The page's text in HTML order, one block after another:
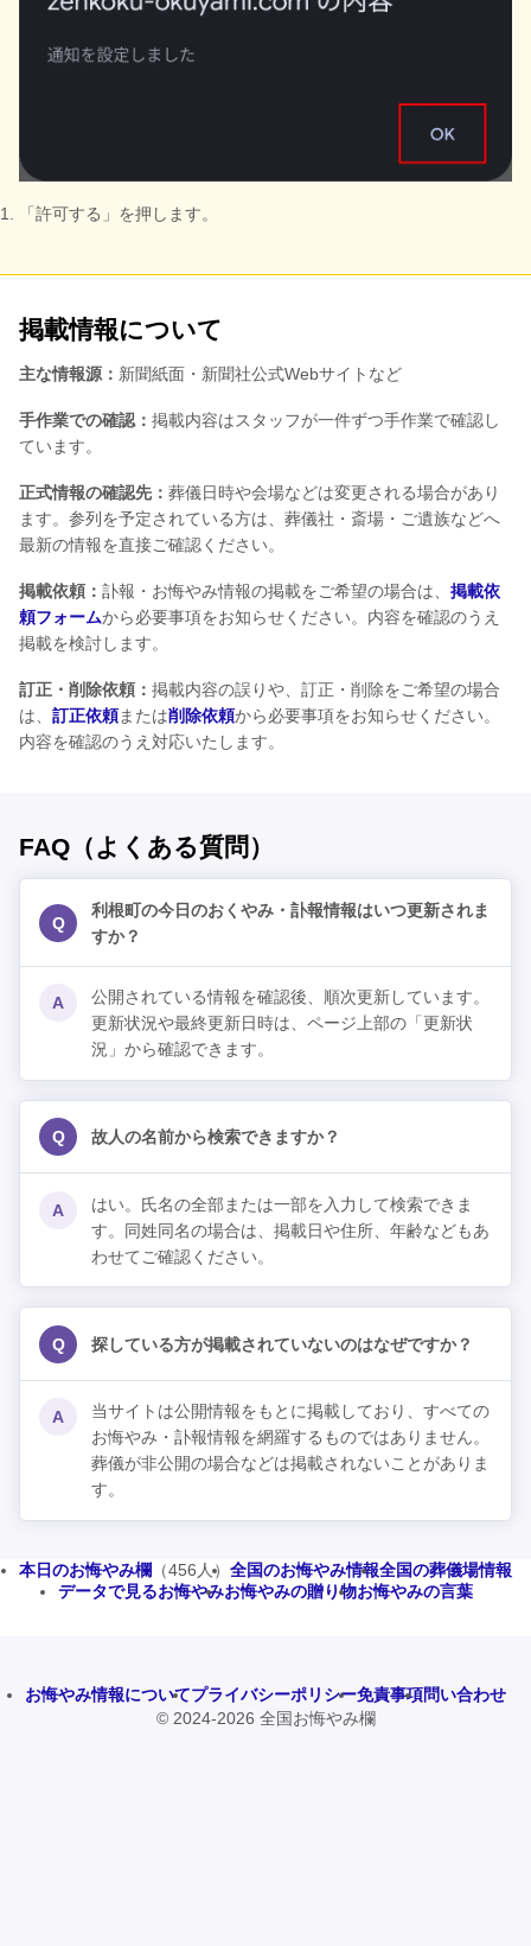
「許可する」を押します。
掲載情報について
主な情報源： 新聞紙面・新聞社公式Webサイトなど
手作業での確認： 掲載内容はスタッフが一件ずつ手作業で確認し
ています。
正式情報の確認先： 葬儀日時や会場などは変更される場合があり
ます。参列を予定されている方は、葬儀社・斎場・ご遺族などへ
最新の情報を直接ご確認ください。
掲載依頼： 訃報・お悔やみ情報の掲載をご希望の場合は、 掲載依
頼フォームから必要事項をお知らせください。内容を確認のうえ
掲載を検討します。
訂正・削除依頼： 掲載内容の誤りや、訂正・削除をご希望の場合
は、 訂正依頼または削除依頼から必要事項をお知らせください。
内容を確認のうえ対応いたします。
FAQ（よくある質問）
Q
利根町の今日のおくやみ・訃報情報はいつ更新されま
すか？
A
公開されている情報を確認後、順次更新しています。
更新状況や最終更新日時は、ページ上部の「更新状
況」から確認できます。
Q 故人の名前から検索できますか？
A
はい。氏名の全部または一部を入力して検索できま
す。同姓同名の場合は、掲載日や住所、年齢などもあ
わせてご確認ください。
Q 探している方が掲載されていないのはなぜですか？
A
当サイトは公開情報をもとに掲載しており、すべての
お悔やみ・訃報情報を網羅するものではありません。
葬儀が非公開の場合などは掲載されないことがありま
す。
本日のお悔やみ欄 （456人） 全国のお悔やみ情報全国の葬儀場情報
データで見るお悔やみお悔やみの贈り物お悔やみの言葉
お悔やみ情報についてプライバシーポリシー免責事項問い合わせ
© 2024-2026 全国お悔やみ欄